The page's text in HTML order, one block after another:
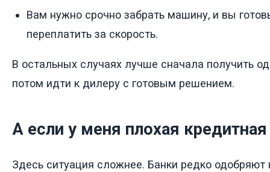
Вам нужно срочно забрать машину, и вы
переплатить за скорость.
В остальных случаях лучше сначала получить
потом идти к дилеру с готовым решением.
А если у меня плохая
Здесь ситуация сложнее. Банки редко